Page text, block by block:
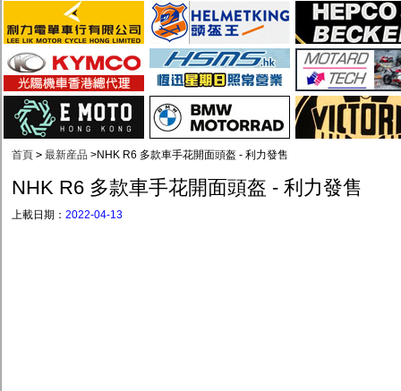
首頁 > 最新産品 >NHK R6 多款車手花開面頭盔 - 利力發售
NHK R6 多款車手花開面頭盔 - 利力發售
上載日期： 2022-04-13